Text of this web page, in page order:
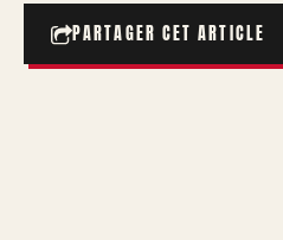
PARTAGER CET ARTICLE